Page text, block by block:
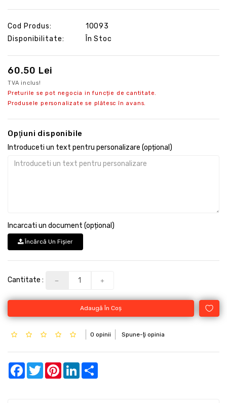
Cod Produs:
10093
Disponibilitate:
În Stoc
60.50 Lei
TVA inclus!
Preturile se pot negocia in funcție de cantitate.
Produsele personalizate se plătesc în avans.
Opţiuni disponibile
Introduceti un text pentru personalizare (opțional)
Incarcati un document (opțional)
Încărcă Un Fişier
Cantitate :
Adaugă În Coş
0 opinii Spune-ţi opinia
Facebook
TwitterPinterestLinkedIn